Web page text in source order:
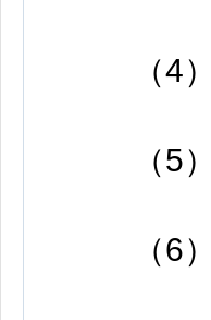
（4）
（5）
（6）